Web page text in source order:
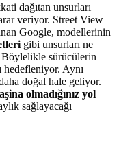
dağıtan unsurları
veriyor. Street View
Google, modellerinin
gibi unsurları ne
Böylelikle sürücülerin
hedefleniyor. Aynı
doğal hale geliyor.
aşina olmadığınız yol
sağlayacağı